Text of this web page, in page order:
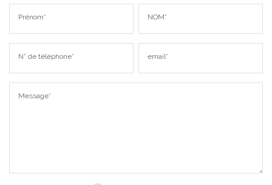
Prénom* NOM*
N° de téléphone* email*
Message*